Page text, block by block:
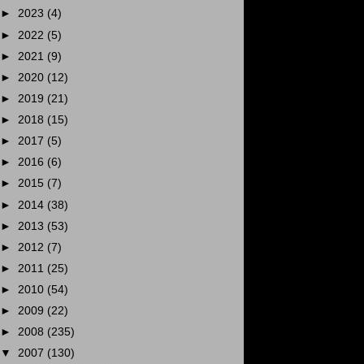
► 2023 (4)
► 2022 (5)
► 2021 (9)
► 2020 (12)
► 2019 (21)
► 2018 (15)
► 2017 (5)
► 2016 (6)
► 2015 (7)
► 2014 (38)
► 2013 (53)
► 2012 (7)
► 2011 (25)
► 2010 (54)
► 2009 (22)
► 2008 (235)
▼ 2007 (130)